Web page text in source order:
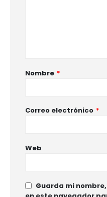
Nombre *
Correo electrónico *
Web
Guarda mi